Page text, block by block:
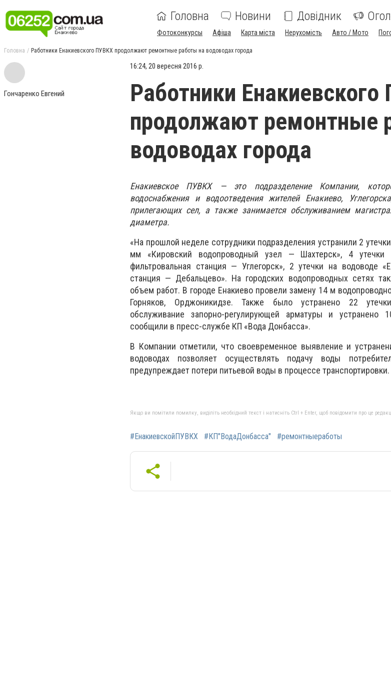
Головна Новини Довідник
Фотоконкурсы Афіша Карта міста Нерухомість Авто / Мото
Головна Работники Енакиевского ПУВКХ продолжают ремонтные работы на водоводах города
Гончаренко Евгений
16:24, 20 вересня 2016 р.
Работники
продолжают ремонтные
водоводах города
Енакиевское ПУВКХ — это подразделение Компании,
водоснабжения и водоотведения жителей Енакиево,
прилегающих сел, а также занимается обслуживанием
диаметра.
«На прошлой неделе сотрудники подразделения устранили 2
мм «Кировский водопроводный узел — Шахтерск», 4 утечки
фильтровальная станция — Углегорск», 2 утечки на водоводе
станция — Дебальцево». На городских водопроводных сетях
объем работ. В городе Енакиево провели замену 14 м
Горняков, Орджоникидзе. Также было устранено 22
обслуживание запорно-регулирующей арматуры и устранено
сообщили в пресс-службе КП «Вода Донбасса».
В Компании отметили, что своевременное выявление и
водоводах позволяет осуществлять подачу воды
предупреждает потери питьевой воды в процессе транспортировки.
Якщо ви помітили помилку, виділіть необхідний текст і натисніть Ctrl + Enter, щоб повідомити про це
#ЕнакиевскойПУВКХ #КП"ВодаДонбасса" #ремонтныеработы